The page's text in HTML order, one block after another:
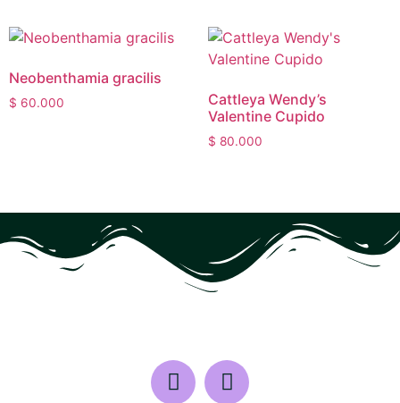
Neobenthamia gracilis
$ 60.000
Cattleya Wendy’s
Valentine Cupido
$ 80.000